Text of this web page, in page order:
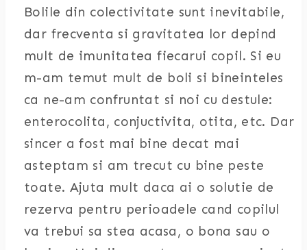
Bolile din colectivitate sunt inevitabile,
dar frecventa si gravitatea lor depind
mult de imunitatea fiecarui copil. Si eu
m-am temut mult de boli si bineinteles
ca ne-am confruntat si noi cu destule:
enterocolita, conjuctivita, otita, etc. Dar
sincer a fost mai bine decat mai
asteptam si am trecut cu bine peste
toate. Ajuta mult daca ai o solutie de
rezerva pentru perioadele cand copilul
va trebui sa stea acasa, o bona sau o